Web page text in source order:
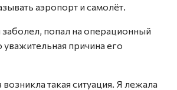
аэропорт и самолёт.
попал на операционный
уважительная причина его
такая ситуация. Я лежала